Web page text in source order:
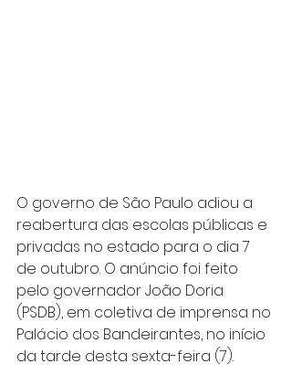
O governo de São Paulo adiou a
reabertura das escolas públicas e
privadas no estado para o dia 7
de outubro. O anúncio foi feito
pelo governador João Doria
(PSDB), em coletiva de imprensa no
Palácio dos Bandeirantes, no início
da tarde desta sexta-feira (7).